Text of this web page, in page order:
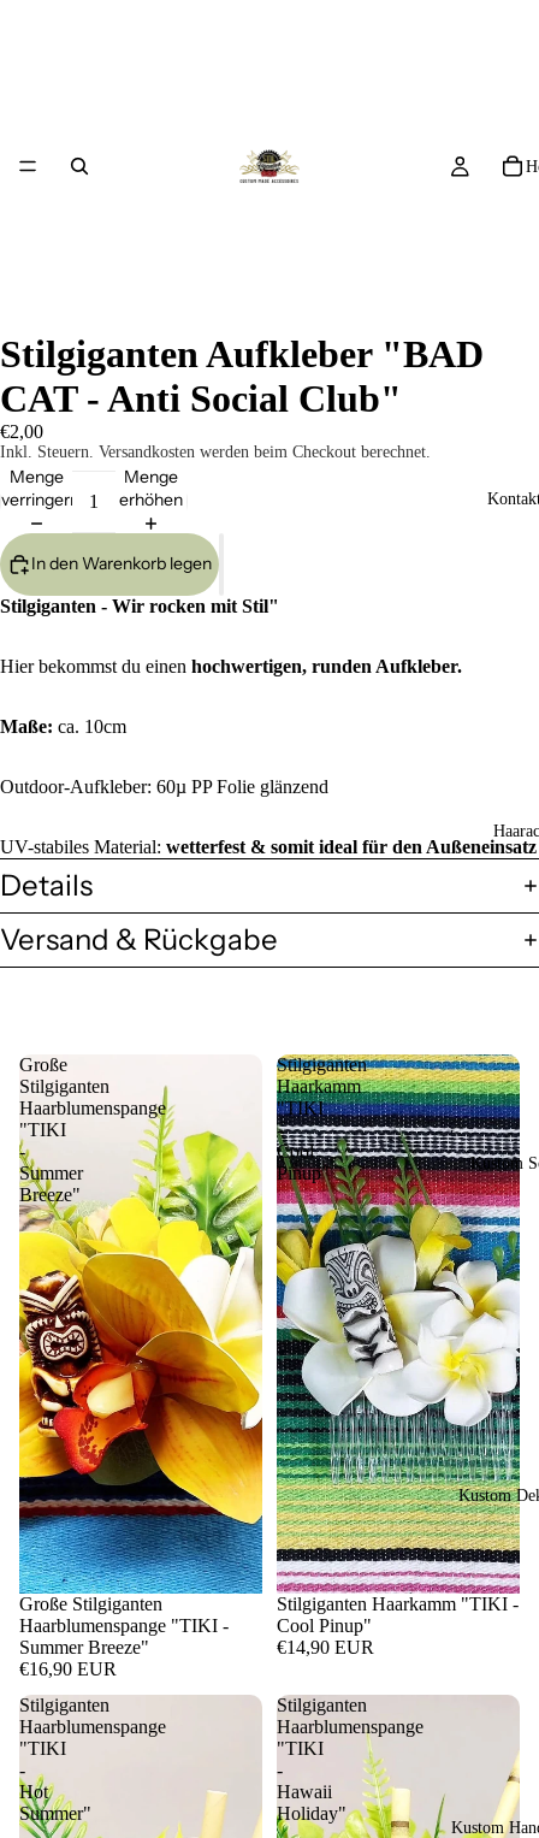
Kustom
Kustom
Kustom
Stilgiganten Aufkleber "BAD
CAT - Anti Social Club"
€2,00
Inkl. Steuern. Versandkosten werden beim Checkout berechnet.
Menge
verringern
Menge
erhöhen
In den Warenkorb legen
Stilgiganten - Wir rocken mit Stil"
Hier bekommst du einen hochwertigen, runden Aufkleber.
Maße: ca. 10cm
Outdoor-Aufkleber: 60µ PP Folie glänzend
UV-stabiles Material: wetterfest & somit ideal für den Außeneinsatz
Details
Versand & Rückgabe
Große
Stilgiganten
Haarblumenspange
"TIKI
-
Summer
Breeze"
Große Stilgiganten
Haarblumenspange "TIKI -
Summer Breeze"
€16,90 EUR
Stilgiganten
Haarkamm
"TIKI
-
Cool
Pinup"
Stilgiganten Haarkamm "TIKI -
Cool Pinup"
€14,90 EUR
Stilgiganten
Haarblumenspange
"TIKI
-
Hot
Summer"
Stilgiganten
Haarblumenspange
"TIKI
-
Hawaii
Holiday"